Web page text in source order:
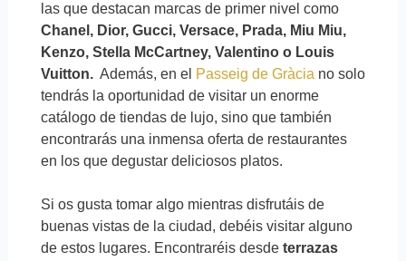
las que destacan marcas de primer nivel como
Chanel, Dior, Gucci, Versace, Prada, Miu Miu,
Kenzo, Stella McCartney, Valentino o Louis
Vuitton. Además, en el Passeig de Gràcia no solo
tendrás la oportunidad de visitar un enorme
catálogo de tiendas de lujo, sino que también
encontrarás una inmensa oferta de restaurantes
en los que degustar deliciosos platos.
Si os gusta tomar algo mientras disfrutáis de
buenas vistas de la ciudad, debéis visitar alguno
de estos lugares. Encontraréis desde terrazas